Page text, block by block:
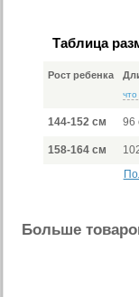
Таблица
Рост ребенка
что
144-152 см 96
158-164 см
Больше